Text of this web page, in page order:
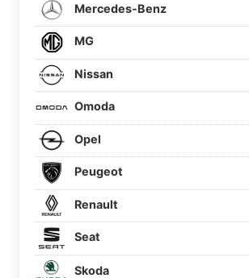
Mercedes-Benz
MG
Nissan
Omoda
Opel
Peugeot
Renault
Seat
Skoda